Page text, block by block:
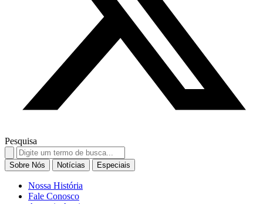
Pesquisa
Search
for:
Sobre Nós Notícias Especiais
Nossa História
Fale Conosco